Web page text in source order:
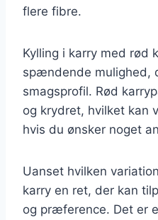
flere fibre.
Kylling i karry med rød
spændende mulighed,
smagsprofil. Rød
og krydret, hvilket kan
hvis du ønsker noget
Uanset hvilken
karry en ret, der kan
og præference. Det er